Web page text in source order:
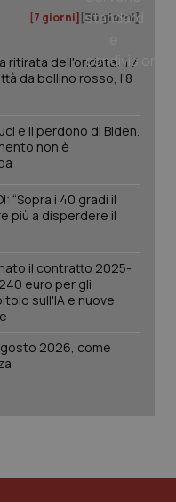
[7 giorni] [30 giorni]
ritirata dell'ondata: il 7
da bollino rosso, l'8
e il perdono di Biden.
non è
“Sopra i 40 gradi il
più a disperdere il
il contratto 2025-
euro per gli
sull'IA e nuove
2026, come
www.quotidianosanita.it
Google LLC
.quotidianosanita.it